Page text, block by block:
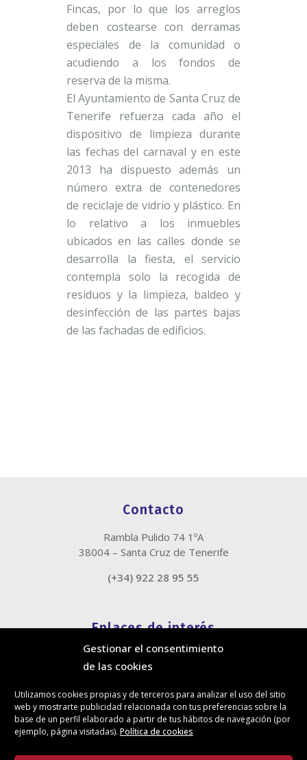
Gestionar el consentimiento
de las cookies
Utilizamos cookies propias y de terceros para analizar el uso del sitio
web y mostrarte publicidad relacionada con tus preferencias sobre la
base de un perfil elaborado a partir de tus hábitos de navegación (por
ejemplo, página visitadas). Política de cookies
Fincas, por lo que los arreglos
deben costearse con derramas
especiales de la comunidad o
acudiendo a los fondos de
reserva de la misma.
El Ayuntamiento de Santa Cruz de
Tenerife refuerza cada año el
dispositivo de limpieza durante
las fechas del carnaval y en este
2013 ha dispuesto además un
número extra de contenedores
de reciclaje de vidrio y plástico. En
lo relativo a los inmuebles
ubicados en las calles donde se
desarrolla la fiesta, el servicio
contempla solo la recogida de
residuos y la limpieza, baldeo y
desinfección de las partes bajas
de las fachadas de edificios.
Contacto
Rambla Pulido 74 1ºA
38004 – Santa Cruz de Tenerife
(+34) 922 28 95 55
Enlaces de interés
Política de cookies
Política de privacidad
Canal de denuncias
Protección de privacidad en redes sociales